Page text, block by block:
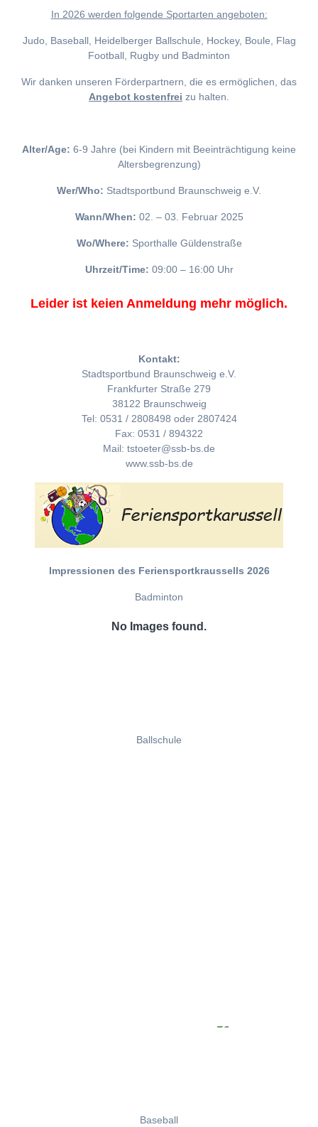
In 2026 werden folgende Sportarten angeboten:
Judo, Baseball, Heidelberger Ballschule, Hockey, Boule, Flag
Football, Rugby und Badminton
Wir danken unseren Förderpartnern, die es ermöglichen, das
Angebot kostenfrei zu halten.
Alter/Age: 6-9 Jahre (bei Kindern mit Beeinträchtigung keine
Altersbegrenzung)
Wer/Who: Stadtsportbund Braunschweig e.V.
Wann/When: 02. – 03. Februar 2025
Wo/Where: Sporthalle Güldenstraße
Uhrzeit/Time: 09:00 – 16:00 Uhr
Leider ist keien Anmeldung mehr möglich.
Kontakt:
Stadtsportbund Braunschweig e.V.
Frankfurter Straße 279
38122 Braunschweig
Tel: 0531 / 2808498 oder 2807424
Fax: 0531 / 894322
Mail: tstoeter@ssb-bs.de
www.ssb-bs.de
Impressionen des Feriensportkraussells 2026
Badminton
No Images found.
Ballschule
Baseball